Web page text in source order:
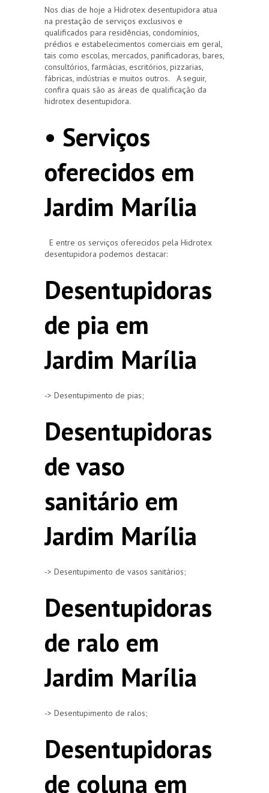
Nos dias de hoje a Hidrotex desentupidora atua
na prestação de serviços exclusivos e
qualificados para residências, condomínios,
prédios e estabelecimentos comerciais em geral,
tais como escolas, mercados, panificadoras, bares,
consultórios, farmácias, escritórios, pizzarias,
fábricas, indústrias e muitos outros. A seguir,
confira quais são as áreas de qualificação da
hidrotex desentupidora.
• Serviços
oferecidos em
Jardim Marília
E entre os serviços oferecidos pela Hidrotex
desentupidora podemos destacar:
Desentupidoras
de pia em
Jardim Marília
-> Desentupimento de pias;
Desentupidoras
de vaso
sanitário em
Jardim Marília
-> Desentupimento de vasos sanitários;
Desentupidoras
de ralo em
Jardim Marília
-> Desentupimento de ralos;
Desentupidoras
de coluna em